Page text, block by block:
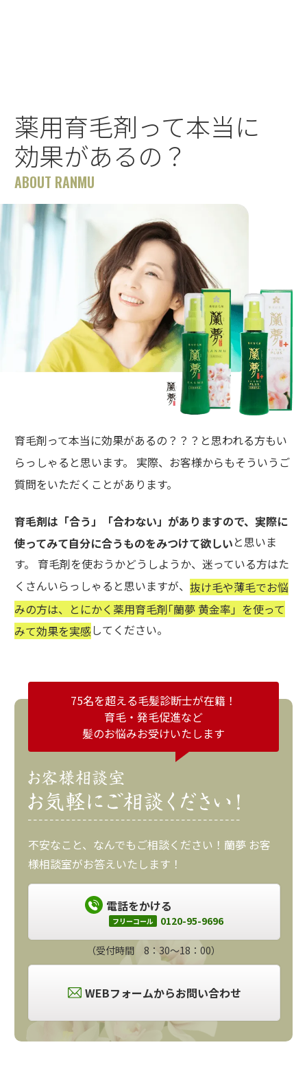
薬用育毛剤って本当に
効果があるの？
ABOUT RANMU
育毛剤って本当に効果があるの？？？と思われる方もい
らっしゃると思います。 実際、お客様からもそういうご
質問をいただくことがあります。
育毛剤は「合う」「合わない」がありますので、実際に
使ってみて自分に合うものをみつけて欲しいと思いま
す。 育毛剤を使おうかどうしようか、迷っている方はた
くさんいらっしゃると思いますが、 抜け毛や薄毛でお悩
みの方は、とにかく薬用育毛剤｢蘭夢 黄金率」を使って
みて効果を実感してください。
75名を超える毛髪診断士が在籍！
育毛・発毛促進など
髪のお悩みお受けいたします
不安なこと、なんでもご相談ください！蘭夢 お客
様相談室がお答えいたします！
電話をかける
フリーコール 0120-95-9696
（受付時間 8：30～18：00）
WEBフォームからお問い合わせ